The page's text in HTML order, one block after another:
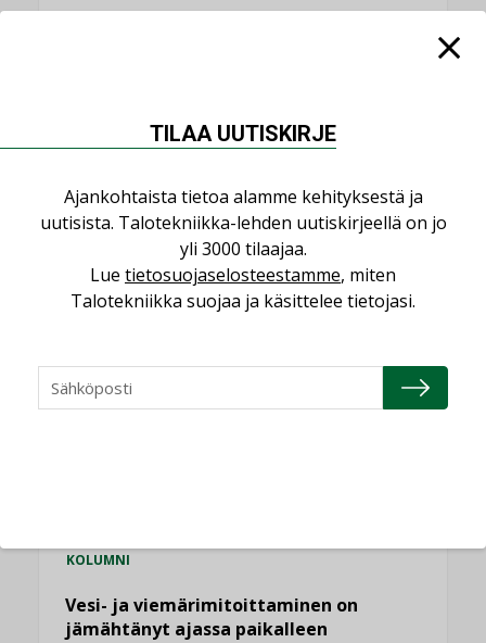
NÄKÖKULMIA
Puheista tekoihin – uusin teknologia
käyttöön kiinteistöissä
KOLUMNI
KOLUMNI
Yli miljoona kotia on vailla toimivaa
KOLUMNI
Vesi- ja viemärimitoittaminen on
jämähtänyt ajassa paikalleen
TILAA UUTISKIRJE
Ajankohtaista tietoa alamme kehityksestä ja
uutisista. Talotekniikka-lehden uutiskirjeellä on jo
yli 3000 tilaajaa.
Lue tietosuojaselosteestamme, miten
Talotekniikka suojaa ja käsittelee tietojasi.